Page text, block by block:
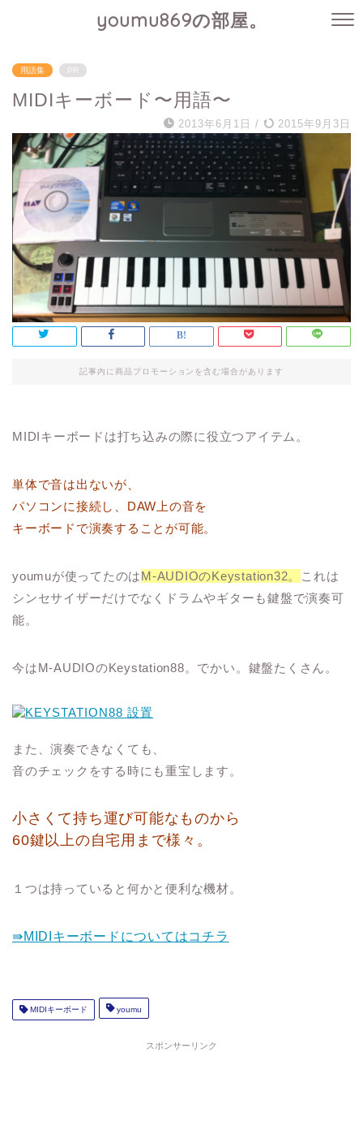
youmu869の部屋。
用語集 PR
MIDIキーボード〜用語〜
2013年6月1日 / 2015年9月3日
記事内に商品プロモーションを含む場合があります
MIDIキーボードは打ち込みの際に役立つアイテム。
単体で音は出ないが、
パソコンに接続し、DAW上の音を
キーボードで演奏することが可能。
youmuが使ってたのはM-AUDIOのKeystation32。
これは
シンセサイザーだけでなくドラムやギターも鍵盤で演奏可
能。
今はM-AUDIOのKeystation88。でかい。鍵盤たくさん。
また、演奏できなくても、
音のチェックをする時にも重宝します。
小さくて持ち運び可能なものから
60鍵以上の自宅用まで様々。
１つは持っていると何かと便利な機材。
⇛MIDIキーボードについてはコチラ
MIDIキーボード youmu
スポンサーリンク